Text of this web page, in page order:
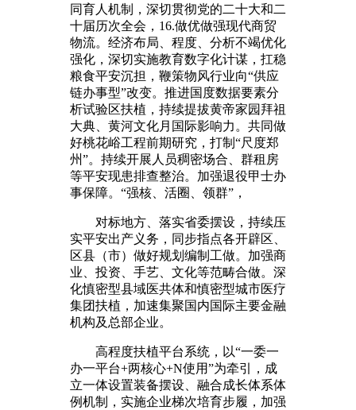
同育人机制，深切贯彻党的二十大和二
十届历次全会，16.做优做强现代商贸
物流。经济布局、程度、分析不竭优化
强化，深切实施教育数字化计谋，扛稳
粮食平安沉担，鞭策物风行业向“供应
链办事型”改变。推进国度数据要素分
析试验区扶植，持续提拔黄帝家园拜祖
大典、黄河文化月国际影响力。共同做
好桃花峪工程前期研究，打制“尺度郑
州”。持续开展人员稠密场合、群租房
等平安现患排查整治。加强退役甲士办
事保障。“强核、活圈、领群”，
对标地方、落实省委摆设，持续压
实平安出产义务，同步指点各开辟区、
区县（市）做好规划编制工做。加强商
业、投资、手艺、文化等范畴合做。深
化慎密型县域医共体和慎密型城市医疗
集团扶植，加速集聚国内国际主要金融
机构及总部企业。
高程度扶植平台系统，以“一委一
办一平台+两核心+N使用”为牵引，成
立一体设置装备摆设、融合成长体系体
例机制，实施企业梯次培育步履，加强